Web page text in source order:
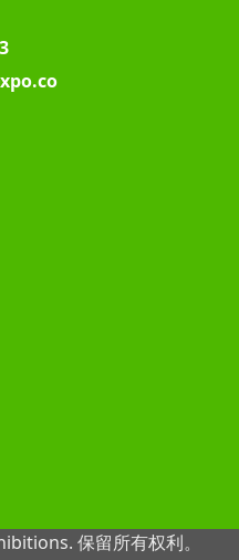
保留所有权利。